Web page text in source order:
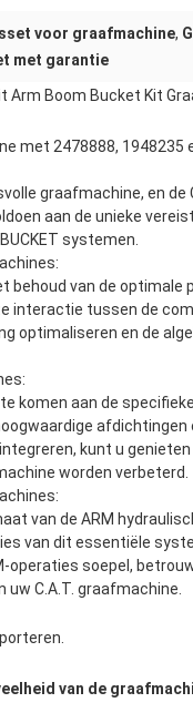
voor graafmachine,
met garantie
Arm Boom Bucket Kit
met 2478888,
graafmachine, en de
aan de unieke
systemen.
behoud van de
interactie tussen de
optimaliseren en de
komen aan de
kunt u genieten
worden verbeterd.
van de ARM
van dit essentiële
operaties soepel,
uw C.A.T. graafmachine.
van de